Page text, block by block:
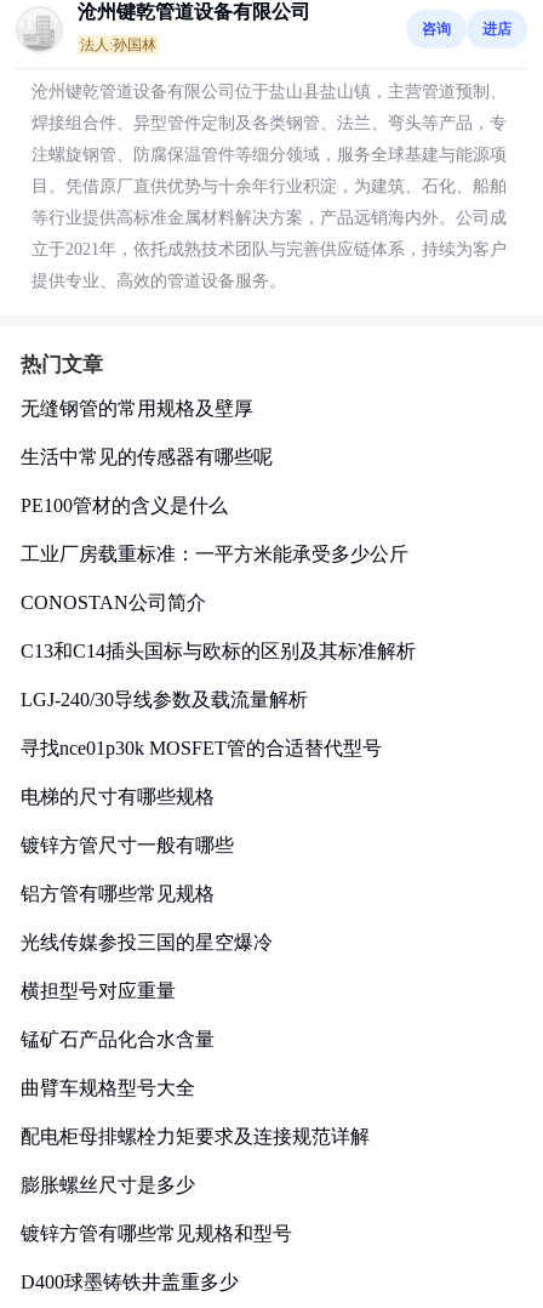
沧州键乾管道设备有限公司
法人:孙国林
咨询 进店
沧州键乾管道设备有限公司位于盐山县盐山镇，主营管道预制、
焊接组合件、异型管件定制及各类钢管、法兰、弯头等产品，专
注螺旋钢管、防腐保温管件等细分领域，服务全球基建与能源项
目。凭借原厂直供优势与十余年行业积淀，为建筑、石化、船舶
等行业提供高标准金属材料解决方案，产品远销海内外。公司成
立于2021年，依托成熟技术团队与完善供应链体系，持续为客户
提供专业、高效的管道设备服务。
热门文章
无缝钢管的常用规格及壁厚
生活中常见的传感器有哪些呢
PE100管材的含义是什么
工业厂房载重标准：一平方米能承受多少公斤
CONOSTAN公司简介
C13和C14插头国标与欧标的区别及其标准解析
LGJ-240/30导线参数及载流量解析
寻找nce01p30k MOSFET管的合适替代型号
电梯的尺寸有哪些规格
镀锌方管尺寸一般有哪些
铝方管有哪些常见规格
光线传媒参投三国的星空爆冷
横担型号对应重量
锰矿石产品化合水含量
曲臂车规格型号大全
配电柜母排螺栓力矩要求及连接规范详解
膨胀螺丝尺寸是多少
镀锌方管有哪些常见规格和型号
D400球墨铸铁井盖重多少